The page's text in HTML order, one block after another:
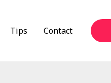
Tips Contact